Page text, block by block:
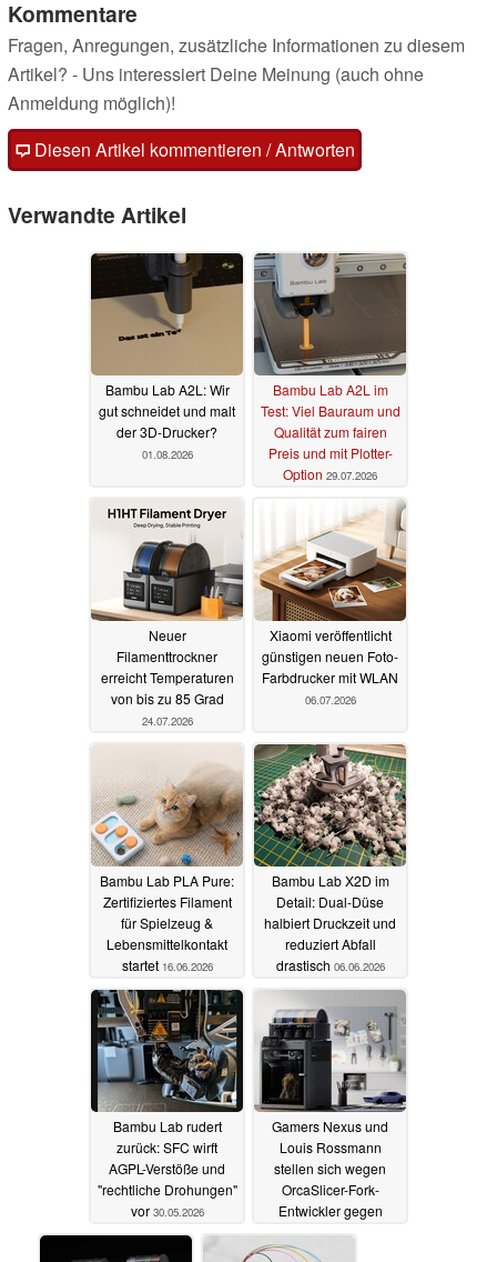
Kommentare
Fragen, Anregungen, zusätzliche Informationen zu diesem
Artikel? - Uns interessiert Deine Meinung (auch ohne
Anmeldung möglich)!
Diesen Artikel kommentieren / Antworten
Verwandte Artikel
Bambu Lab A2L: Wir
gut schneidet und malt
der 3D-Drucker?
01.08.2026
Bambu Lab A2L im
Test: Viel Bauraum und
Qualität zum fairen
Preis und mit Plotter-
Option 29.07.2026
Neuer
Filamenttrockner
erreicht Temperaturen
von bis zu 85 Grad
24.07.2026
Xiaomi veröffentlicht
günstigen neuen Foto-
Farbdrucker mit WLAN
06.07.2026
Bambu Lab PLA Pure:
Zertifiziertes Filament
für Spielzeug &
Lebensmittelkontakt
startet 16.06.2026
Bambu Lab X2D im
Detail: Dual-Düse
halbiert Druckzeit und
reduziert Abfall
drastisch 06.06.2026
Bambu Lab rudert
zurück: SFC wirft
AGPL-Verstöße und
"rechtliche Drohungen"
vor 30.05.2026
Gamers Nexus und
Louis Rossmann
stellen sich wegen
OrcaSlicer-Fork-
Entwickler gegen
Bambu Lab16.05.2026